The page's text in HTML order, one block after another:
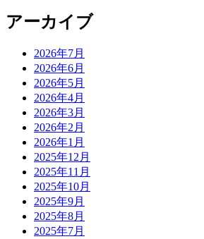
アーカイブ
2026年7月
2026年6月
2026年5月
2026年4月
2026年3月
2026年2月
2026年1月
2025年12月
2025年11月
2025年10月
2025年9月
2025年8月
2025年7月